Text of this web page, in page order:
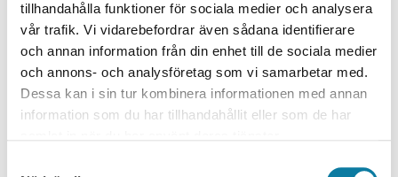
tillhandahålla funktioner för sociala medier och analysera
vår trafik. Vi vidarebefordrar även sådana identifierare
och annan information från din enhet till de sociala medier
och annons- och analysföretag som vi samarbetar med.
Dessa kan i sin tur kombinera informationen med annan
information som du har tillhandahållit eller som de har
VFU-GUIDE